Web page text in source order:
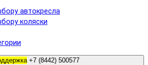
автокресла
коляски
+7 (8442) 500577